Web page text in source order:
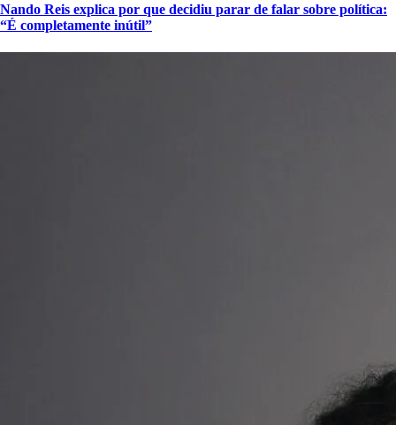
Nando Reis explica por que decidiu parar de falar sobre política:
“É completamente inútil”